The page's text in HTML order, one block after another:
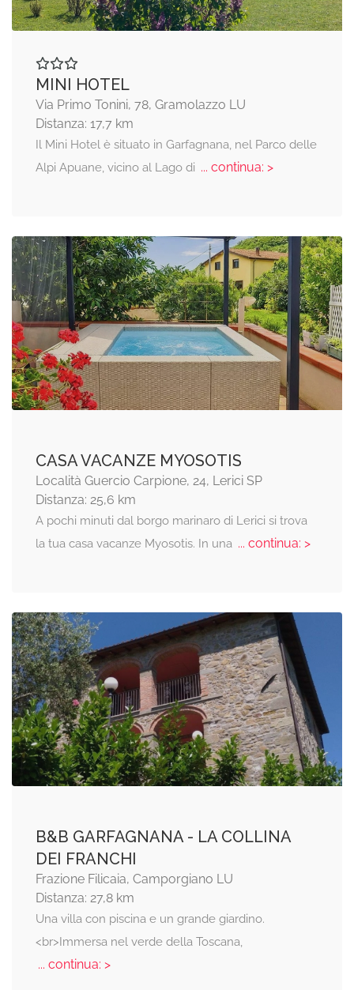
MINI HOTEL
Via Primo Tonini, 78, Gramolazzo LU
Distanza: 17,7 km
Il Mini Hotel è situato in Garfagnana, nel Parco delle
Alpi Apuane, vicino al Lago di ... continua: >
CASA VACANZE MYOSOTIS
Località Guercio Carpione, 24, Lerici SP
Distanza: 25,6 km
A pochi minuti dal borgo marinaro di Lerici si trova
la tua casa vacanze Myosotis. In una ... continua: >
B&B GARFAGNANA - LA COLLINA
DEI FRANCHI
Frazione Filicaia, Camporgiano LU
Distanza: 27,8 km
Una villa con piscina e un grande giardino.
<br>Immersa nel verde della Toscana,
... continua: >